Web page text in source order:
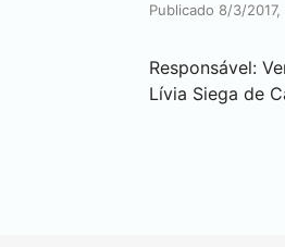
Publicado 8/3/
Responsável:
Lívia Siega de